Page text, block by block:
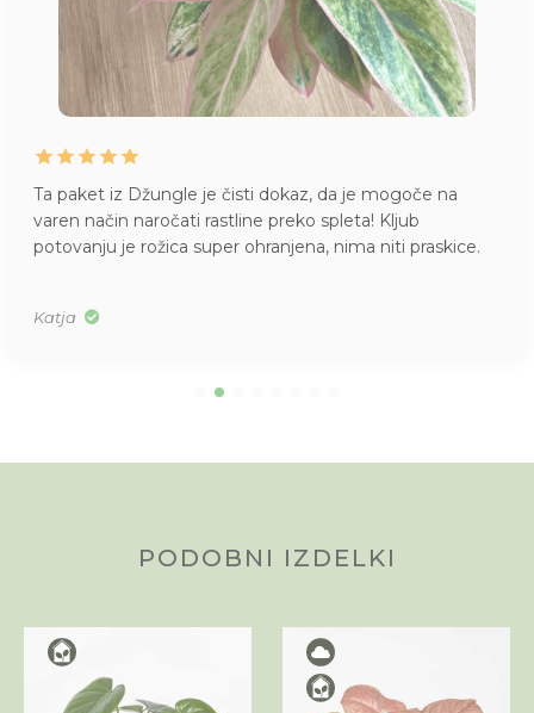
Ta paket iz Džungle je čisti dokaz, da je mogoče na
varen način naročati rastline preko spleta! Kljub
potovanju je rožica super ohranjena, nima niti praskice.
Katja
PODOBNI IZDELKI